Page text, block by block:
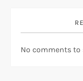
No comments to